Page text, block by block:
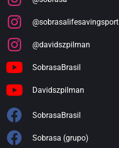
@sobrasalifesavingsport
@davidszpilman
SobrasaBrasil
Davidszpilman
SobrasaBrasil
Sobrasa (grupo)